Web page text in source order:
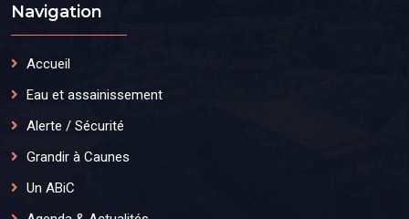
Navigation
Accueil
Eau et assainissement
Alerte / Sécurité
Grandir à Caunes
Un ABiC